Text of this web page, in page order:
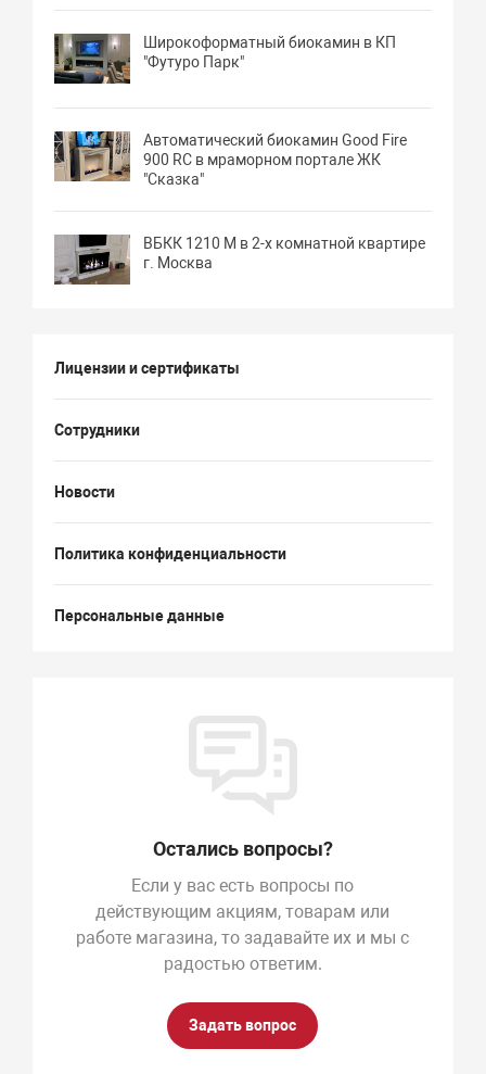
Широкоформатный биокамин в КП
"Футуро Парк"
Автоматический биокамин Good Fire
900 RC в мраморном портале ЖК
"Сказка"
ВБКК 1210 М в 2-х комнатной квартире
г. Москва
Лицензии и сертификаты
Сотрудники
Новости
Политика конфиденциальности
Персональные данные
Остались вопросы?
Если у вас есть вопросы по
действующим акциям, товарам или
работе магазина, то задавайте их и мы с
радостью ответим.
Задать вопрос